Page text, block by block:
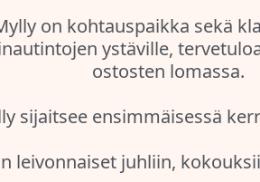
on kohtauspaikka sekä
ystäville,
ostosten lomassa.
sijaitsee ensimmäisessä
leivonnaiset juhliin,